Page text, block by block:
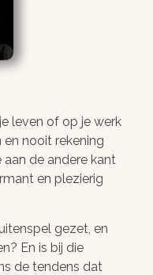
leven of op je werk
nooit rekening
de andere kant
en plezierig
gezet, en
En is bij die
de tendens dat